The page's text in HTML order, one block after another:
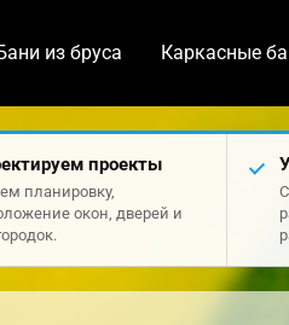
Бани из бруса Каркасные
проекты
планировку,
окон, дверей и